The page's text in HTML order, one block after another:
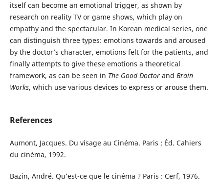
itself can become an emotional trigger, as shown by
research on reality TV or game shows, which play on
empathy and the spectacular. In Korean medical series, one
can distinguish three types: emotions towards and aroused
by the doctor’s character, emotions felt for the patients, and
finally attempts to give these emotions a theoretical
framework, as can be seen in The Good Doctorand Brain
Works, which use various devices to express or arouse them.
References
Aumont, Jacques. Du visage au Cinéma. Paris : Éd. Cahiers
du cinéma, 1992.
Bazin, André. Qu’est-ce que le cinéma ? Paris : Cerf, 1976.